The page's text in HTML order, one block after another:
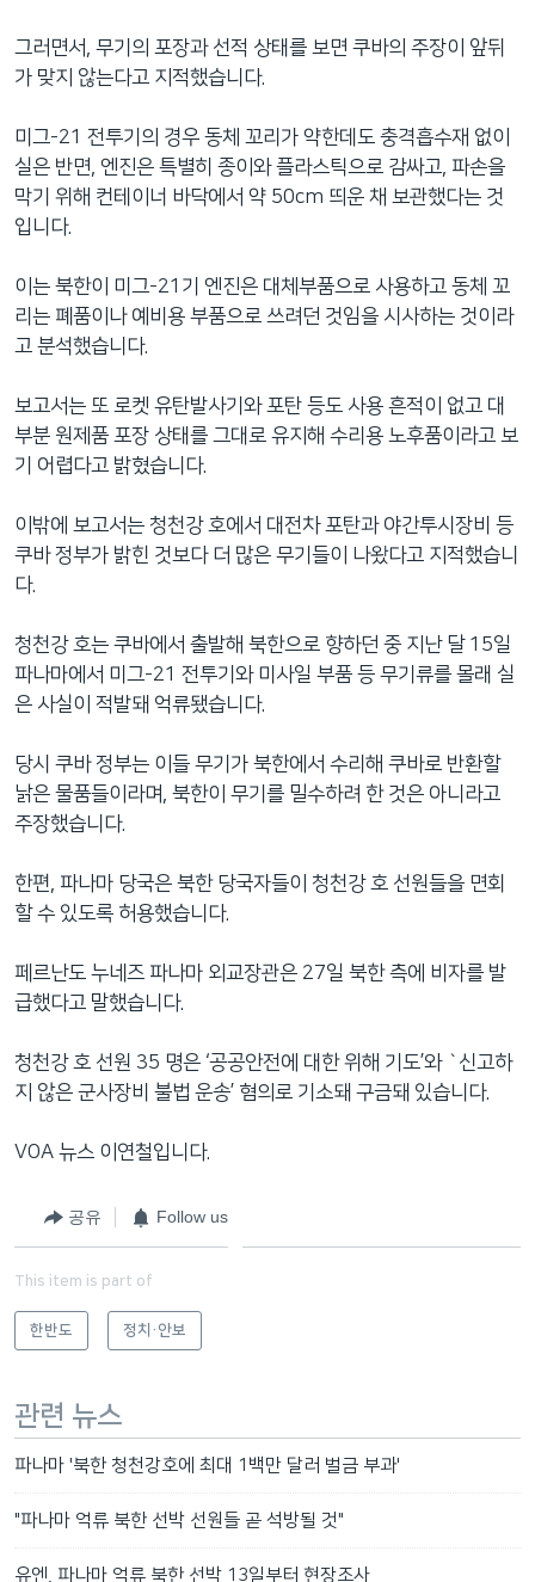
그러면서, 무기의 포장과 선적 상태를 보면 쿠바의 주장이 앞뒤
가 맞지 않는다고 지적했습니다.
미그-21 전투기의 경우 동체 꼬리가 약한데도 충격흡수재 없이
실은 반면, 엔진은 특별히 종이와 플라스틱으로 감싸고, 파손을
막기 위해 컨테이너 바닥에서 약 50cm 띄운 채 보관했다는 것
입니다.
이는 북한이 미그-21기 엔진은 대체부품으로 사용하고 동체 꼬
리는 폐품이나 예비용 부품으로 쓰려던 것임을 시사하는 것이라
고 분석했습니다.
보고서는 또 로켓 유탄발사기와 포탄 등도 사용 흔적이 없고 대
부분 원제품 포장 상태를 그대로 유지해 수리용 노후품이라고 보
기 어렵다고 밝혔습니다.
이밖에 보고서는 청천강 호에서 대전차 포탄과 야간투시장비 등
쿠바 정부가 밝힌 것보다 더 많은 무기들이 나왔다고 지적했습니
다.
청천강 호는 쿠바에서 출발해 북한으로 향하던 중 지난 달 15일
파나마에서 미그-21 전투기와 미사일 부품 등 무기류를 몰래 실
은 사실이 적발돼 억류됐습니다.
당시 쿠바 정부는 이들 무기가 북한에서 수리해 쿠바로 반환할
낡은 물품들이라며, 북한이 무기를 밀수하려 한 것은 아니라고
주장했습니다.
한편, 파나마 당국은 북한 당국자들이 청천강 호 선원들을 면회
할 수 있도록 허용했습니다.
페르난도 누네즈 파나마 외교장관은 27일 북한 측에 비자를 발
급했다고 말했습니다.
청천강 호 선원 35 명은 ‘공공안전에 대한 위해 기도’와 `신고하
지 않은 군사장비 불법 운송’ 혐의로 기소돼 구금돼 있습니다.
VOA 뉴스 이연철입니다.
공유 Follow us
This item is part of
한반도 정치·안보
관련 뉴스
파나마 '북한 청천강호에 최대 1백만 달러 벌금 부과'
"파나마 억류 북한 선박 선원들 곧 석방될 것"
유엔, 파나마 억류 북한 선박 13일부터 현장조사